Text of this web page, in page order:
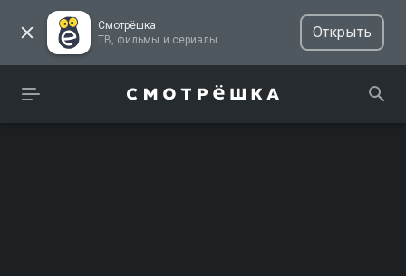
Смотрёшка
ТВ, фильмы и сериалы
Открыть